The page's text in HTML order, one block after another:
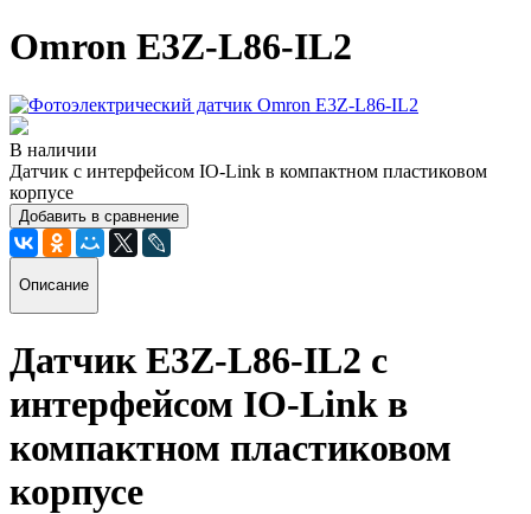
Omron E3Z-L86-IL2
В наличии
Датчик с интерфейсом IO-Link в компактном пластиковом
корпусе
Добавить в сравнение
Описание
Датчик E3Z-L86-IL2 с
интерфейсом IO-Link в
компактном пластиковом
корпусе